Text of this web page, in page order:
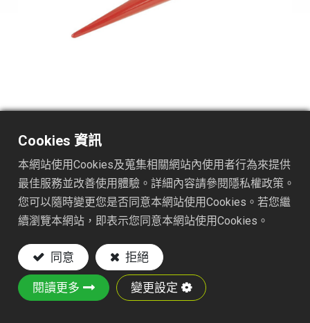
TS154-T1402
DESC. :
ONE - PIECE DIBBER
Key Features:
材質:由鐵板製成
Powder-Coated Finish: Red#185C
This metal dibber has a sharp, pointy spike for
puncturing the ground to make deep precise
Cookies 資訊
本網站使用Cookies及蒐集相關網站內使用者行為來提供
最佳服務並改善使用體驗。詳細內容請參閱隱私權政策。
您可以隨時變更您是否同意本網站使用Cookies。若您繼
續瀏覽本網站，即表示您同意本網站使用Cookies。
同意 拒絕
閱讀更多 變更設定